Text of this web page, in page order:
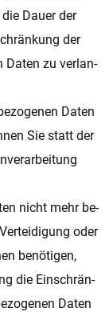
Dauer der
der
Daten zu ver­lan­
Daten
Sie statt der
nicht mehr be­
oder
be­nö­ti­gen,
die Ein­schrän­
Daten